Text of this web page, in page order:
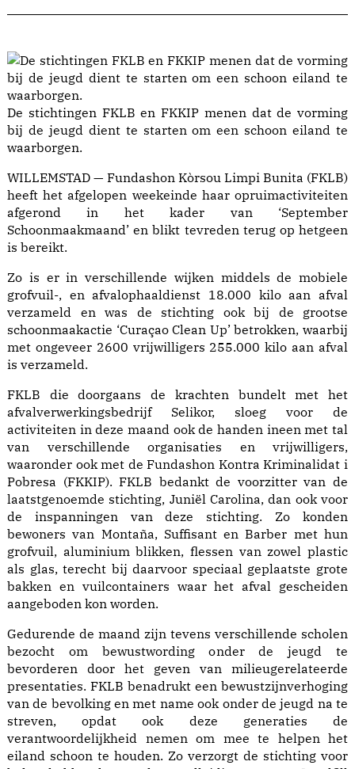
De stichtingen FKLB en FKKIP menen dat de vorming
bij de jeugd dient te starten om een schoon eiland te
waarborgen.
WILLEMSTAD — Fundashon Kòrsou Limpi Bunita (FKLB)
heeft het afgelopen weekeinde haar opruimactiviteiten
afgerond in het kader van ‘September
Schoonmaakmaand’ en blikt tevreden terug op hetgeen
is bereikt.
Zo is er in verschillende wijken middels de mobiele
grofvuil-, en afvalophaaldienst 18.000 kilo aan afval
verzameld en was de stichting ook bij de grootse
schoonmaakactie ‘Curaçao Clean Up’ betrokken, waarbij
met ongeveer 2600 vrijwilligers 255.000 kilo aan afval
is verzameld.
FKLB die doorgaans de krachten bundelt met het
afvalverwerkingsbedrijf Selikor, sloeg voor de
activiteiten in deze maand ook de handen ineen met tal
van verschillende organisaties en vrijwilligers,
waaronder ook met de Fundashon Kontra Kriminalidat i
Pobresa (FKKIP). FKLB bedankt de voorzitter van de
laatstgenoemde stichting, Juniël Carolina, dan ook voor
de inspanningen van deze stichting. Zo konden
bewoners van Montaña, Suffisant en Barber met hun
grofvuil, aluminium blikken, flessen van zowel plastic
als glas, terecht bij daarvoor speciaal geplaatste grote
bakken en vuilcontainers waar het afval gescheiden
aangeboden kon worden.
Gedurende de maand zijn tevens verschillende scholen
bezocht om bewustwording onder de jeugd te
bevorderen door het geven van milieugerelateerde
presentaties. FKLB benadrukt een bewustzijnverhoging
van de bevolking en met name ook onder de jeugd na te
streven, opdat ook deze generaties de
verantwoordelijkheid nemen om mee te helpen het
eiland schoon te houden. Zo verzorgt de stichting voor